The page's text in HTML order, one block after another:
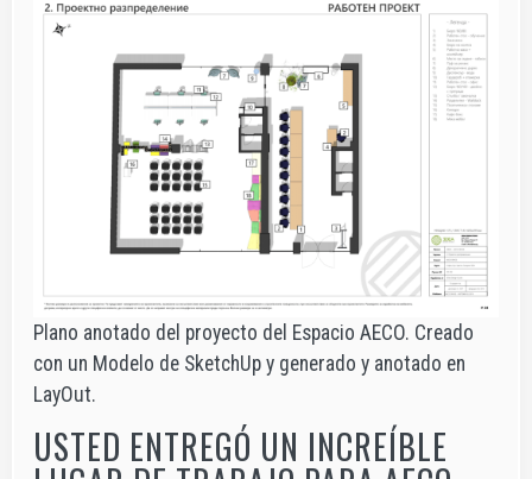
Plano anotado del proyecto del Espacio AECO. Creado
con un Modelo de SketchUp y generado y anotado en
LayOut.
USTED ENTREGÓ UN INCREÍBLE